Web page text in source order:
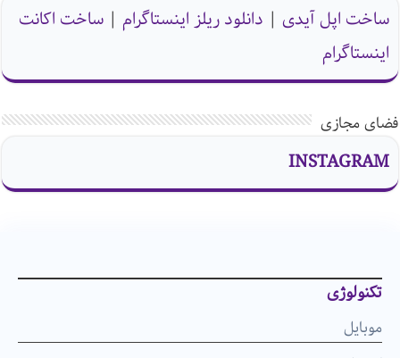
ساخت اپل آیدی | دانلود ریلز اینستاگرام |ساخت اکانت
اینستاگرام
فضای مجازی
INSTAGRAM
تکنولوژی
موبایل